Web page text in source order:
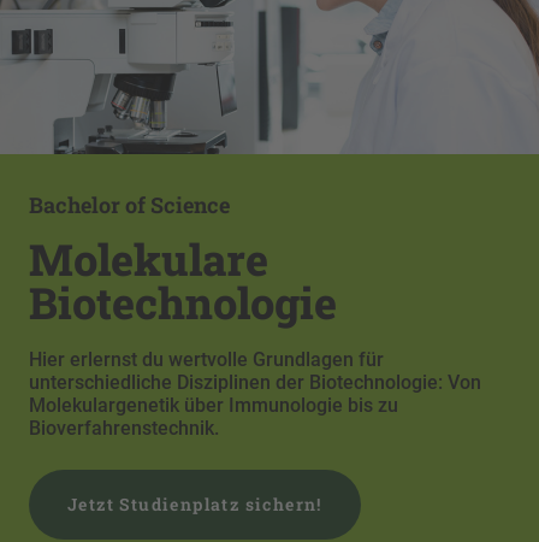
Bachelor of Science
Molekulare
Biotechnologie
Hier erlernst du wertvolle Grundlagen für
unterschiedliche Disziplinen der Biotechnologie: Von
Molekulargenetik über Immunologie bis zu
Bioverfahrenstechnik.
Jetzt Studienplatz sichern!